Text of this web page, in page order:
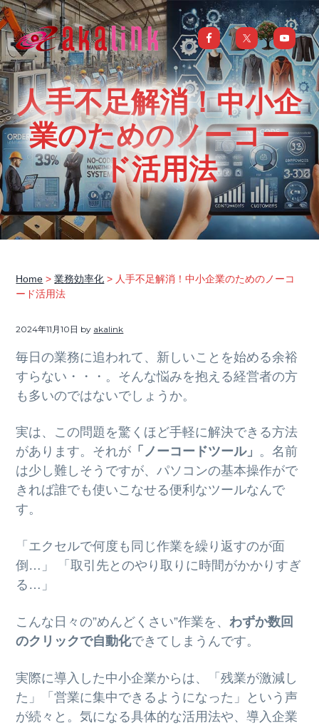
S
k
p
t
o
p
i
m
a
r
y
S
k
p
t
o
m
i
n
c
o
n
S
k
p
t
o
p
i
m
a
r
y
S
k
p
t
o
f
o
t
e
r
はじめてのAI、DXならアカリンク
IT
の
発
展
と
共
に
DX/AI
推
進
を
行
い、
進
化
し
続
る
中
小
企
ご
と
サ
人手不足解消！中小企
業のためのノーコー
ド活用法
Home >業務効率化 > 人手不足解消！中小企業のためのノーコ
ード活用法
2024年11月10日 by akalink
毎日の業務に追われて、新しいことを始める余裕
すらない・・・。そんな悩みを抱える経営者の方
も多いのではないでしょうか。
実は、この問題を驚くほど手軽に解決できる方法
があります。それが 「ノーコードツール」 。名前
は少し難しそうですが、パソコンの基本操作がで
きれば誰でも使いこなせる便利なツールなんで
す。
「エクセルで何度も同じ作業を繰り返すのが面
倒…」 「取引先とのやり取りに時間がかかりすぎ
る…」
こんな日々の”めんどくさい”作業を、わずか数回
のクリックで自動化できてしまうんです。
実際に導入した中小企業からは、「残業が激減し
た」「営業に集中できるようになった」という声
が続々と。気になる具体的な活用法や、導入企業